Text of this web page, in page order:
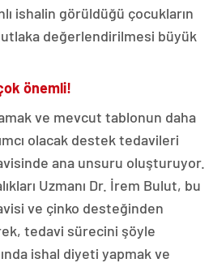
ishalin görüldüğü çocukların
değerlendirilmesi büyük
önemli!
ve mevcut tablonun daha
olacak destek tedavileri
ana unsuru oluşturuyor.
Uzmanı Dr. İrem Bulut, bu
ve çinko desteğinden
tedavi sürecini şöyle
ishal diyeti yapmak ve